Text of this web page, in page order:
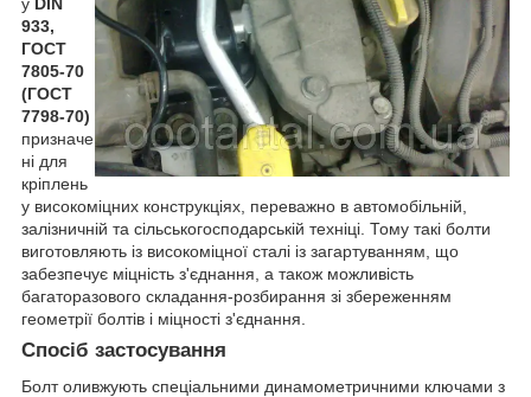
у DIN
933,
ГОСТ
7805-70
(ГОСТ
7798-70)
призначе
ні для
кріплень
у високоміцних конструкціях, переважно в автомобільній,
залізничній та сільськогосподарській техніці. Тому такі болти
виготовляють із високоміцної сталі із загартуванням, що
забезпечує міцність з'єднання, а також можливість
багаторазового складання-розбирання зі збереженням
геометрії болтів і міцності з'єднання.
Спосіб застосування
Болт оливжують спеціальними динамометричними ключами з